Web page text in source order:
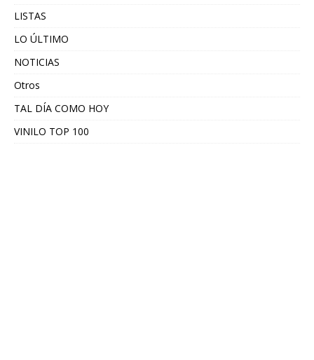
LISTAS
LO ÚLTIMO
NOTICIAS
Otros
TAL DÍA COMO HOY
VINILO TOP 100